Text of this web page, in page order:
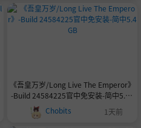
《吾皇万岁/Long Live The Emperor》
-Build 24584225官中免安装-简中5.4G
Chobits 1天前